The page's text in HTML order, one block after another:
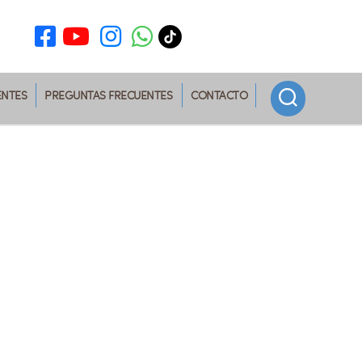
PREGUNTAS FRECUENTES CONTACTO